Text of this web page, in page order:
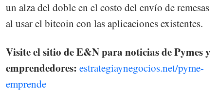
un alza del doble en el costo del envío de remesas
al usar el bitcoin con las aplicaciones existentes.
Visite el sitio de E&N para noticias de Pymes y
emprendedores: estrategiaynegocios.net/pyme-
emprende